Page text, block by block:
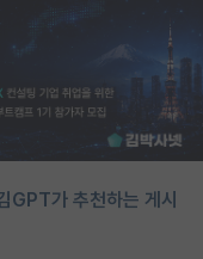
GPT가 추천하는 게시